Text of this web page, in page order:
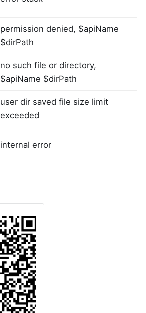
permission denied, $apiName
$dirPath
no such file or directory,
$apiName $dirPath
user dir saved file size limit
exceeded
internal error